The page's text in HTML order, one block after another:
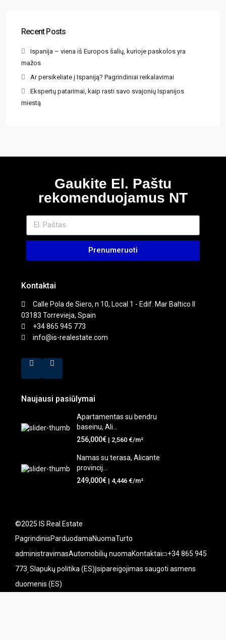
Recent Posts
Ispanija – viena iš Europos šalių, kurioje paskolos yra
mažos
Ar persikeliate į Ispaniją? Pagrindiniai reikalavimai
Ekspertų patarimai, kaip rasti savo svajonių Ispanijos
miestą
Gaukite El. Paštu
rekomenduojamus NT
Prenumeruoti
Kontaktai
Calle Pola de Siero, n 10, Local 1 - Edif. Mar Baltico II
03183 Torrevieja, Spain
+34 865 945 773
info@is-realestate.com
Naujausi pasiūlymai
Apartamentas su bendru
baseinu, Ali...
256,000€ | 2,560 €/m²
Namas su terasa, Alicante
provincij...
249,000€ | 4,446 €/m²
©2025 IS Real Estate
PagrindinisParduodamaNuomaTurto
administravimasAutomobilių nuomaKontaktai +34 865 945
773 Slapukų politika (ES)Įsipareigojimas saugoti asmens
duomenis (ES)